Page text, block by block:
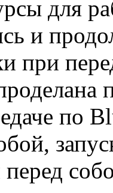
для
и
при
по
перед